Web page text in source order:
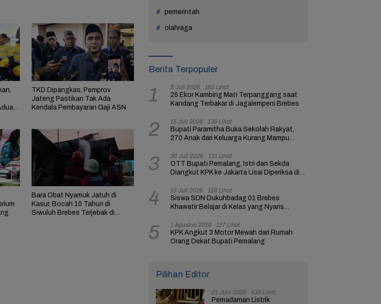
TKD Dipangkas, Pemprov
Jateng Pastikan Tak Ada
Kendala Pembayaran Gaji ASN
Bara Obat Nyamuk Jatuh di
Kasur, Bocah 10 Tahun di
Siwuluh Brebes Terjebak di
pemerintah
olahraga
Berita Terpopuler
1 8 Juli 2026 165 Lihat
25 Ekor Kambing Mati Terpanggang saat
Kandang Terbakar di Jagalempeni Brebes
2 15 Juli 2026 139 Lihat
Bupati Paramitha Buka Sekolah Rakyat,
270 Anak dari Keluarga Kurang Mampu
3 30 Juli 2026 131 Lihat
OTT Bupati Pemalang, Istri dan Sekda
Diangkut KPK ke Jakarta Usai Diperiksa di
4 15 Juli 2026 128 Lihat
Siswa SDN Dukuhbadag 01 Brebes
Khawatir Belajar di Kelas yang Nyaris
5 1 Agustus 2026 117 Lihat
KPK Angkut 3 Motor Mewah dari Rumah
Orang Dekat Bupati Pemalang
Pilihan Editor
21 Juni 2026 436 Lihat
Pemadaman Listrik